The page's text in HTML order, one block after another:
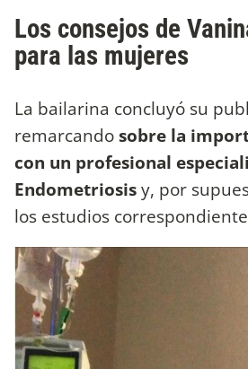
Los consejos de
para las mujeres
La bailarina concluyó su
remarcandosobre la
con un profesional
Endometriosisy, por
los estudios